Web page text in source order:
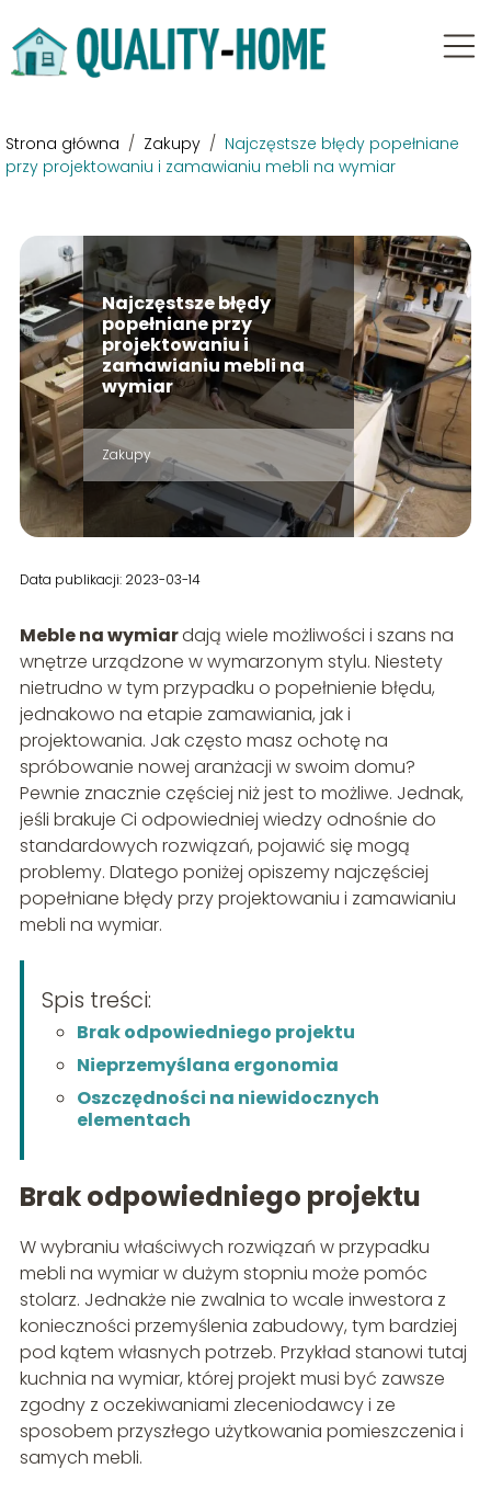
Strona główna / Zakupy / Najczęstsze błędy popełniane
przy projektowaniu i zamawianiu mebli na wymiar
Najczęstsze błędy
popełniane przy
projektowaniu i
zamawianiu mebli na
wymiar
Zakupy
Data publikacji: 2023-03-14
Meble na wymiardają wiele możliwości i szans na
wnętrze urządzone w wymarzonym stylu. Niestety
nietrudno w tym przypadku o popełnienie błędu,
jednakowo na etapie zamawiania, jak i
projektowania. Jak często masz ochotę na
spróbowanie nowej aranżacji w swoim domu?
Pewnie znacznie częściej niż jest to możliwe. Jednak,
jeśli brakuje Ci odpowiedniej wiedzy odnośnie do
standardowych rozwiązań, pojawić się mogą
problemy. Dlatego poniżej opiszemy najczęściej
popełniane błędy przy projektowaniu i zamawianiu
mebli na wymiar.
Spis treści:
Brak odpowiedniego projektu
Nieprzemyślana ergonomia
Oszczędności na niewidocznych
elementach
Brak odpowiedniego projektu
W wybraniu właściwych rozwiązań w przypadku
mebli na wymiar w dużym stopniu może pomóc
stolarz. Jednakże nie zwalnia to wcale inwestora z
konieczności przemyślenia zabudowy, tym bardziej
pod kątem własnych potrzeb. Przykład stanowi tutaj
kuchnia na wymiar, której projekt musi być zawsze
zgodny z oczekiwaniami zleceniodawcy i ze
sposobem przyszłego użytkowania pomieszczenia i
samych mebli.